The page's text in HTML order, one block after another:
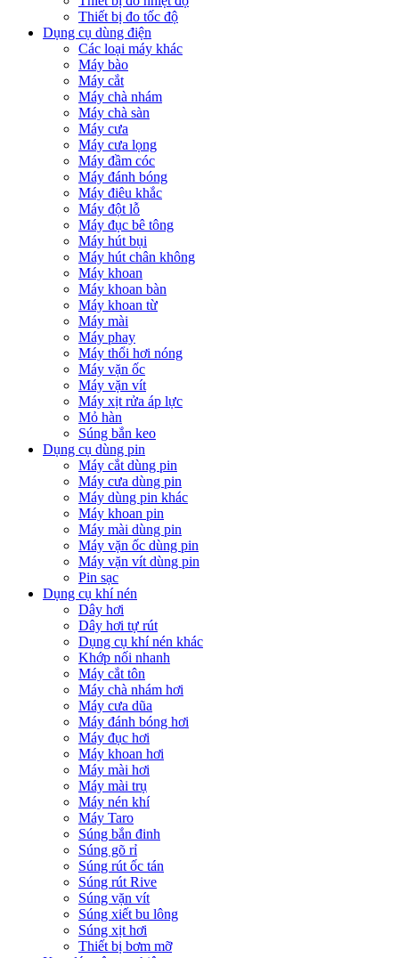
Thiết bị đo tốc độ
Dụng cụ dùng điện
Các loại máy khác
Máy bào
Máy cắt
Máy chà nhám
Máy chà sàn
Máy cưa
Máy cưa lọng
Máy đầm cóc
Máy đánh bóng
Máy điêu khắc
Máy đột lỗ
Máy đục bê tông
Máy hút bụi
Máy hút chân không
Máy khoan
Máy khoan bàn
Máy khoan từ
Máy mài
Máy phay
Máy thổi hơi nóng
Máy vặn ốc
Máy vặn vít
Máy xịt rửa áp lực
Mỏ hàn
Súng bắn keo
Dụng cụ dùng pin
Máy cắt dùng pin
Máy cưa dùng pin
Máy dùng pin khác
Máy khoan pin
Máy mài dùng pin
Máy vặn ốc dùng pin
Máy vặn vít dùng pin
Pin sạc
Dụng cụ khí nén
Dây hơi
Dây hơi tự rút
Dụng cụ khí nén khác
Khớp nối nhanh
Máy cắt tôn
Máy chà nhám hơi
Máy cưa dũa
Máy đánh bóng hơi
Máy đục hơi
Máy khoan hơi
Máy mài hơi
Máy mài trụ
Máy nén khí
Máy Taro
Súng bắn đinh
Súng gõ rỉ
Súng rút ốc tán
Súng rút Rive
Súng vặn vít
Súng xiết bu lông
Súng xịt hơi
Thiết bị bơm mỡ